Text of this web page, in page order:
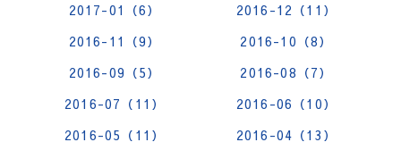
2017-01（6）
2016-12（11）
2016-11（9）
2016-10（8）
2016-09（5）
2016-08（7）
2016-07（11）
2016-06（10）
2016-05（11）
2016-04（13）